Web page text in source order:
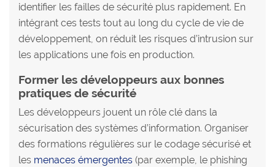
identifier les failles de sécurité plus rapidement. En
intégrant ces tests tout au long du cycle de vie de
développement, on réduit les risques d’intrusion sur
les applications une fois en production.
Former les développeurs aux bonnes
pratiques de sécurité
Les développeurs jouent un rôle clé dans la
sécurisation des systèmes d’information. Organiser
des formations régulières sur le codage sécurisé et
les menaces émergentes (par exemple, le phishing